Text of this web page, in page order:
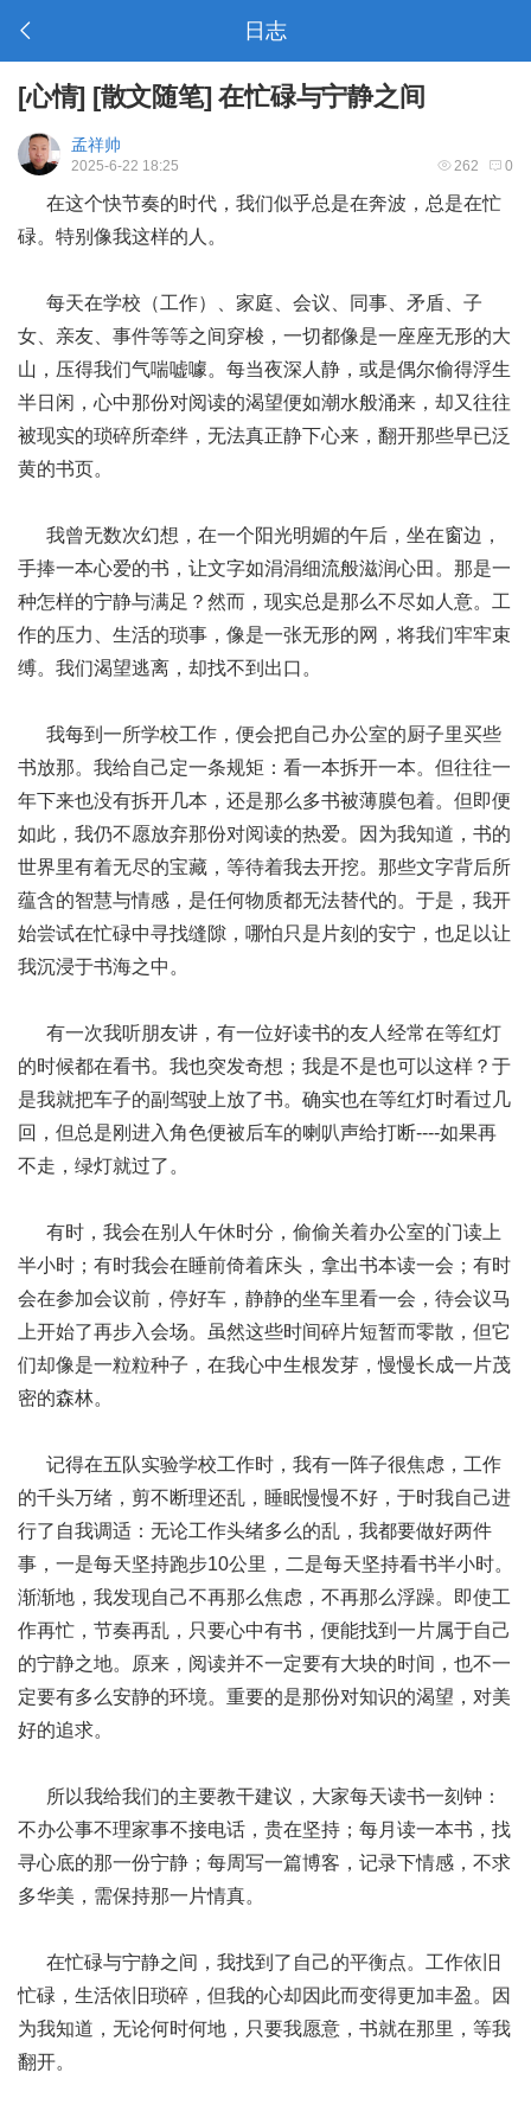
日志
[心情] [散文随笔] 在忙碌与宁静之间
孟祥帅
262 0
2025-6-22 18:25
在这个快节奏的时代，我们似乎总是在奔波，总是在忙
碌。特别像我这样的人。
每天在学校（工作）、家庭、会议、同事、矛盾、子
女、亲友、事件等等之间穿梭，一切都像是一座座无形的大
山，压得我们气喘嘘噱。每当夜深人静，或是偶尔偷得浮生
半日闲，心中那份对阅读的渴望便如潮水般涌来，却又往往
被现实的琐碎所牵绊，无法真正静下心来，翻开那些早已泛
黄的书页。
我曾无数次幻想，在一个阳光明媚的午后，坐在窗边，
手捧一本心爱的书，让文字如涓涓细流般滋润心田。那是一
种怎样的宁静与满足？然而，现实总是那么不尽如人意。工
作的压力、生活的琐事，像是一张无形的网，将我们牢牢束
缚。我们渴望逃离，却找不到出口。
我每到一所学校工作，便会把自己办公室的厨子里买些
书放那。我给自己定一条规矩：看一本拆开一本。但往往一
年下来也没有拆开几本，还是那么多书被薄膜包着。但即便
如此，我仍不愿放弃那份对阅读的热爱。因为我知道，书的
世界里有着无尽的宝藏，等待着我去开挖。那些文字背后所
蕴含的智慧与情感，是任何物质都无法替代的。于是，我开
始尝试在忙碌中寻找缝隙，哪怕只是片刻的安宁，也足以让
我沉浸于书海之中。
有一次我听朋友讲，有一位好读书的友人经常在等红灯
的时候都在看书。我也突发奇想；我是不是也可以这样？于
是我就把车子的副驾驶上放了书。确实也在等红灯时看过几
回，但总是刚进入角色便被后车的喇叭声给打断----如果再
不走，绿灯就过了。
有时，我会在别人午休时分，偷偷关着办公室的门读上
半小时；有时我会在睡前倚着床头，拿出书本读一会；有时
会在参加会议前，停好车，静静的坐车里看一会，待会议马
上开始了再步入会场。虽然这些时间碎片短暂而零散，但它
们却像是一粒粒种子，在我心中生根发芽，慢慢长成一片茂
密的森林。
记得在五队实验学校工作时，我有一阵子很焦虑，工作
的千头万绪，剪不断理还乱，睡眠慢慢不好，于时我自己进
行了自我调适：无论工作头绪多么的乱，我都要做好两件
事，一是每天坚持跑步10公里，二是每天坚持看书半小时。
渐渐地，我发现自己不再那么焦虑，不再那么浮躁。即使工
作再忙，节奏再乱，只要心中有书，便能找到一片属于自己
的宁静之地。原来，阅读并不一定要有大块的时间，也不一
定要有多么安静的环境。重要的是那份对知识的渴望，对美
好的追求。
所以我给我们的主要教干建议，大家每天读书一刻钟：
不办公事不理家事不接电话，贵在坚持；每月读一本书，找
寻心底的那一份宁静；每周写一篇博客，记录下情感，不求
多华美，需保持那一片情真。
在忙碌与宁静之间，我找到了自己的平衡点。工作依旧
忙碌，生活依旧琐碎，但我的心却因此而变得更加丰盈。因
为我知道，无论何时何地，只要我愿意，书就在那里，等我
翻开。